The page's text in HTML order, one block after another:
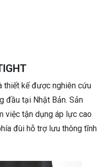
thiết kế được nghiên cứu
đầu tại Nhật Bản. Sản
việc tận dụng áp lực cao
đùi hỗ trợ lưu thông tĩnh